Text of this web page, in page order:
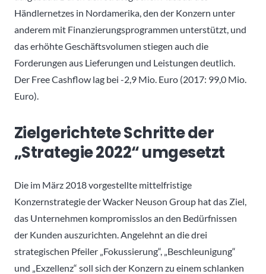
Händlernetzes in Nordamerika, den der Konzern unter
anderem mit Finanzierungsprogrammen unterstützt, und
das erhöhte Geschäftsvolumen stiegen auch die
Forderungen aus Lieferungen und Leistungen deutlich.
Der Free Cashflow lag bei -2,9 Mio. Euro (2017: 99,0 Mio.
Euro).
Zielgerichtete Schritte der
„Strategie 2022“ umgesetzt
Die im März 2018 vorgestellte mittelfristige
Konzernstrategie der Wacker Neuson Group hat das Ziel,
das Unternehmen kompromisslos an den Bedürfnissen
der Kunden auszurichten. Angelehnt an die drei
strategischen Pfeiler „Fokussierung“, „Beschleunigung“
und „Exzellenz“ soll sich der Konzern zu einem schlanken